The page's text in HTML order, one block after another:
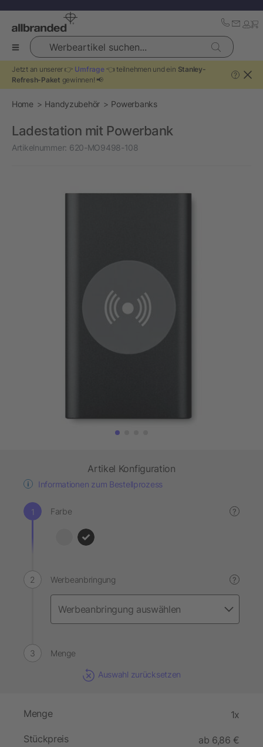
Werbeartikel suchen...
Jetzt an unserer 👉 Umfrage👈 teilnehmen und ein Stanley-
Refresh-Paket gewinnen! 📢
?
Home Handyzubehör Powerbanks
Ladestation mit Powerbank
Artikelnummer: 620-MO9498-108
Artikel Konfiguration
Informationen zum Bestellprozess
Farbe ?
Werbeanbringung ?
Menge
Auswahl zurücksetzen
Menge 1x
Stückpreis
ab 6,86 €